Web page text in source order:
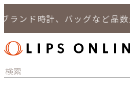
ンド時計、バッグなど品数